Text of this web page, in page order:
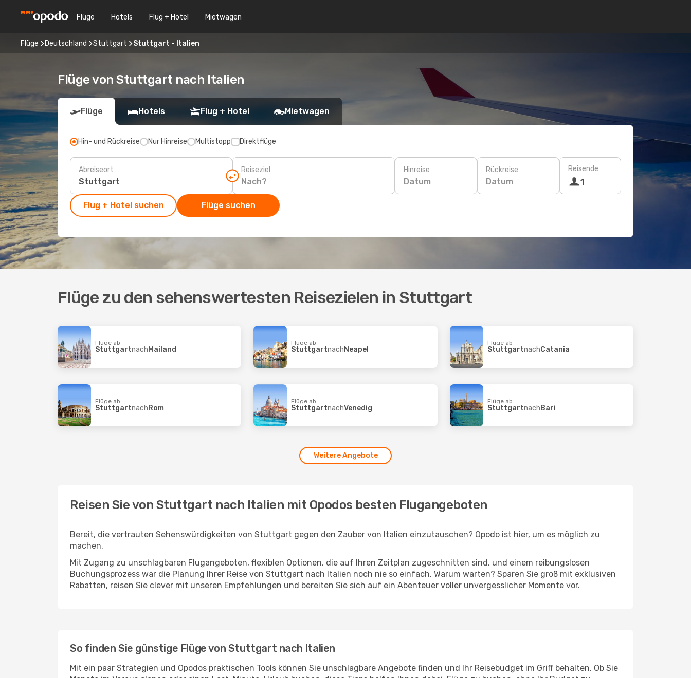
Flüge Hotels Flug + Hotel Mietwagen
Flüge Deutschland Stuttgart Stuttgart - Italien
Flüge von Stuttgart nach Italien
Flüge Hotels Flug + Hotel Mietwagen
Hin- und Rückreise Nur Hinreise Multistopp Direktflüge
Abreiseort Reiseziel Hinreise
Datum
Rückreise
Datum
Reisende
1
Flug + Hotel suchen Flüge suchen
Flüge zu den sehenswertesten Reisezielen in Stuttgart
Flüge ab
StuttgartnachMailand
Flüge ab
StuttgartnachNeapel
Flüge ab
StuttgartnachCatania
Flüge ab
StuttgartnachRom
Flüge ab
StuttgartnachVenedig
Flüge ab
Stuttgartnach Bari
Weitere Angebote
Reisen Sie von Stuttgart nach Italien mit Opodos besten Flugangeboten
Bereit, die vertrauten Sehenswürdigkeiten von Stuttgart gegen den Zauber von Italien einzutauschen? Opodo ist hier, um es möglich zu
machen.
Mit Zugang zu unschlagbaren Flugangeboten, flexiblen Optionen, die auf Ihren Zeitplan zugeschnitten sind, und einem reibungslosen
Buchungsprozess war die Planung Ihrer Reise von Stuttgart nach Italien noch nie so einfach. Warum warten? Sparen Sie groß mit exklusiven
Rabatten, reisen Sie clever mit unseren Empfehlungen und bereiten Sie sich auf ein Abenteuer voller unvergesslicher Momente vor.
So finden Sie günstige Flüge von Stuttgart nach Italien
Mit ein paar Strategien und Opodos praktischen Tools können Sie unschlagbare Angebote finden und Ihr Reisebudget im Griff behalten. Ob Sie